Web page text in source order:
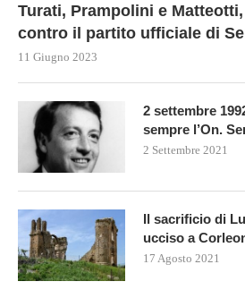
Turati, Prampolini e
contro il partito ufficiale di
11 Giugno 2023
2 settembre
sempre l’On.
2 Settembre 2021
Il sacrificio di
ucciso a
17 Agosto 2021